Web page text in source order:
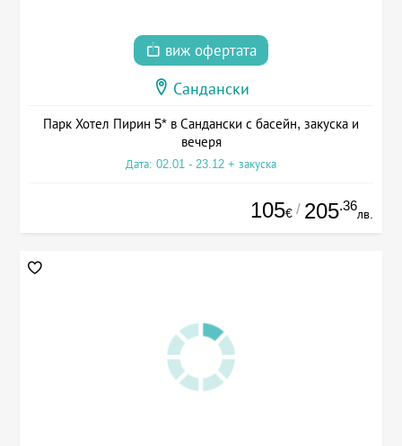
виж офертата
Сандански
Парк Хотел Пирин 5* в Сандански с басейн, закуска и
вечеря
Дата: 02.01 - 23.12 + закуска
105€ / 205.36
лв.